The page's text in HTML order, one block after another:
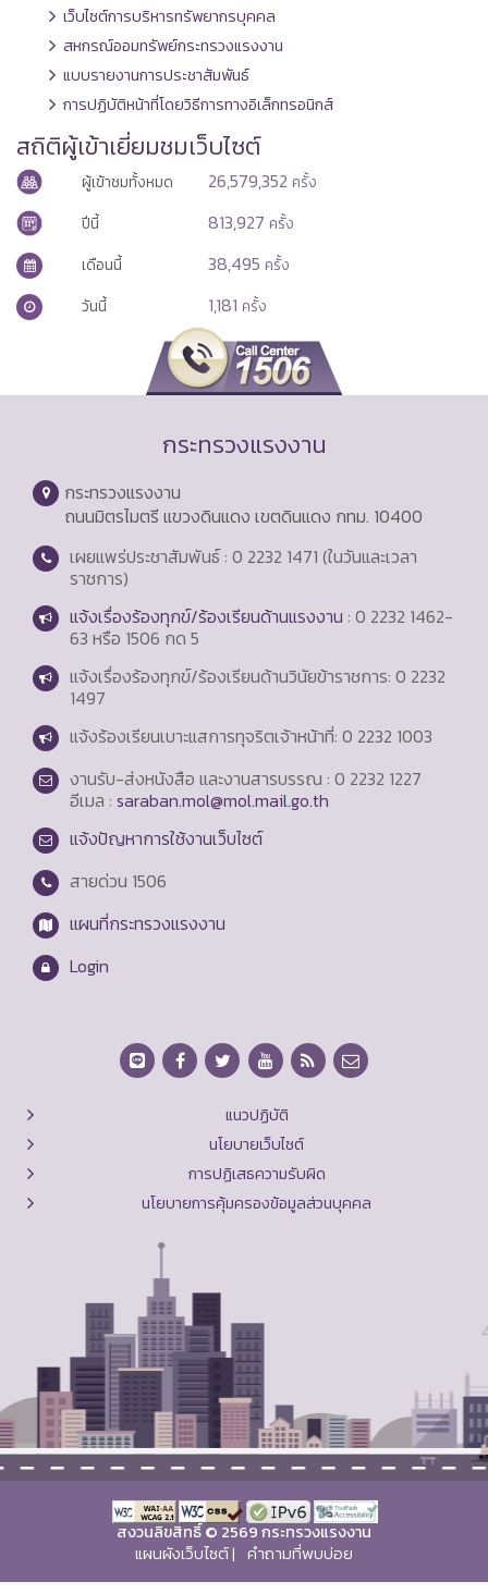
เว็บไซต์การบริหารทรัพยากรบุคคล
สหกรณ์ออมทรัพย์กระทรวงแรงงาน
แบบรายงานการประชาสัมพันธ์
การปฏิบัติหน้าที่โดยวิธีการทางอิเล็กทรอนิกส์
สถิติผู้เข้าเยี่ยมชมเว็บไซต์
ผู้เข้าชมทั้งหมด 26,579,352 ครั้ง
ปีนี้
813,927 ครั้ง
เดือนนี้
38,495 ครั้ง
วันนี้
1,181 ครั้ง
กระทรวงแรงงาน
กระทรวงแรงงาน
ถนนมิตรไมตรี แขวงดินแดง เขตดินแดง กทม. 10400
เผยแพร่ประชาสัมพันธ์ : 0 2232 1471 (ในวันและเวลา
ราชการ)
แจ้งเรื่องร้องทุกข์/ร้องเรียนด้านแรงงาน : 0 2232 1462-
63 หรือ 1506 กด 5
แจ้งเรื่องร้องทุกข์/ร้องเรียนด้านวินัยข้าราชการ: 0 2232
1497
แจ้งร้องเรียนเบาะแสการทุจริตเจ้าหน้าที่: 0 2232 1003
งานรับ-ส่งหนังสือ และงานสารบรรณ : 0 2232 1227
อีเมล : saraban.mol@mol.mail.go.th
แจ้งปัญหาการใช้งานเว็บไซต์
สายด่วน 1506
แผนที่กระทรวงแรงงาน
Login
แนวปฏิบัติ
นโยบายเว็บไซต์
การปฏิเสธความรับผิด
นโยบายการคุ้มครองข้อมูลส่วนบุคคล
สงวนลิขสิทธิ์ © 2569 กระทรวงแรงงาน
แผนผังเว็บไซต์| คำถามที่พบบ่อย